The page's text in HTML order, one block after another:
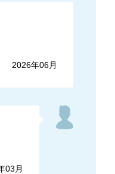
2026年06月
03月